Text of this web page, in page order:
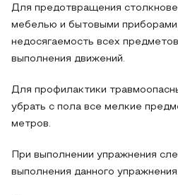
Для предотвращения
мебелью и бытовыми
недосягаемость всех
выполнения движений.
Для профилактики
убрать с пола все мелкие
метров.
При выполнении упражнения
выполнения данного упражнения.